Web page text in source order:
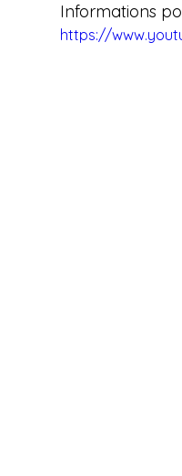
Informations
https://